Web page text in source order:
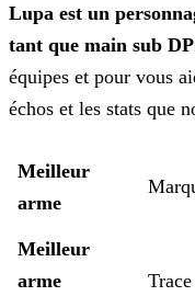
Lupa est un
tant que main sub
équipes et pour vous
échos et les stats que
Meilleur
arme
Meilleur
arme